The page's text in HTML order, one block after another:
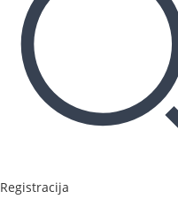
Registracija